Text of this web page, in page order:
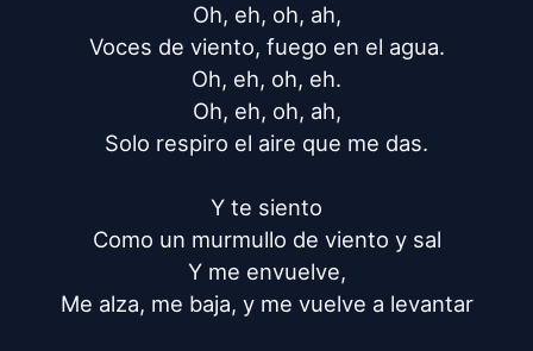
Oh, eh, oh, ah,
Voces de viento, fuego en el agua.
Oh, eh, oh, eh.
Oh, eh, oh, ah,
Solo respiro el aire que me das.
Y te siento
Como un murmullo de viento y sal
Y me envuelve,
Me alza, me baja, y me vuelve a levantar